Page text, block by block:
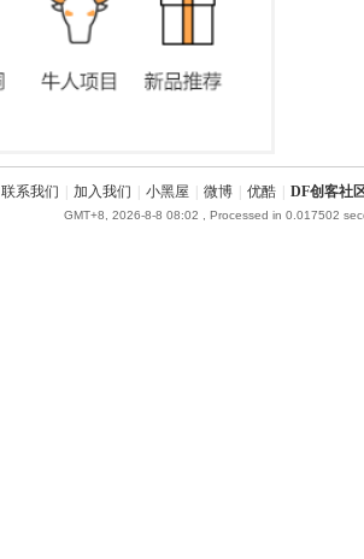
联系我们 加入我们 小黑屋 微博 优酷 DF创客社
GMT+8, 2026-8-8 08:02 , Processed in 0.017502